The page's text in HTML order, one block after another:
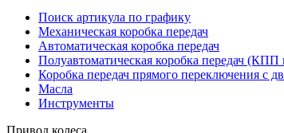
Поиск артикула по графику
Механическая коробка передач
Автоматическая коробка передач
Полуавтоматическая коробка передач (КПП
Коробка передач прямого переключения с
Масла
Инструменты
Привод колеса